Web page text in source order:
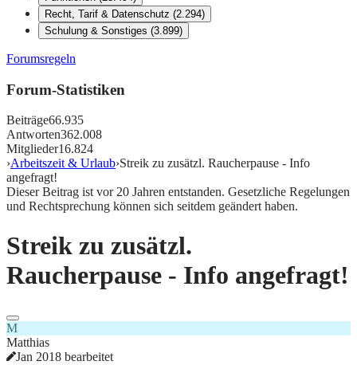
Recht, Tarif & Datenschutz (2.294)
Schulung & Sonstiges (3.899)
Forumsregeln
Forum-Statistiken
Beiträge66.935
Antworten362.008
Mitglieder16.824
›Arbeitszeit & Urlaub›Streik zu zusätzl. Raucherpause - Info
angefragt!
Dieser Beitrag ist vor20 Jahren entstanden. Gesetzliche Regelungen
und Rechtsprechung können sich seitdem geändert haben.
Streik zu zusätzl.
Raucherpause - Info angefragt!
M
Matthias
Jan 2018 bearbeitet